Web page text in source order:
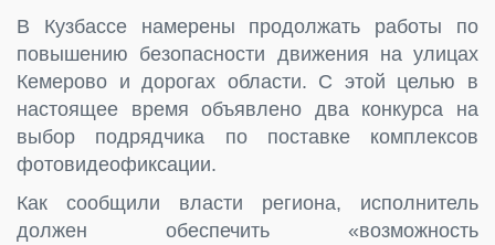
В Кузбассе намерены продолжать работы по
повышению безопасности движения на улицах
Кемерово и дорогах области. С этой целью в
настоящее время объявлено два конкурса на
выбор подрядчика по поставке комплексов
фотовидеофиксации.
Как сообщили власти региона, исполнитель
должен обеспечить «возможность